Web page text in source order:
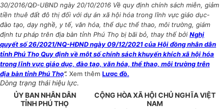
30/2016/QĐ-UBND ngày 20/10/2016 Về quy định chính sách miễn, giảm
tiền thuê đất đô thị đối với dự án xã hội hóa trong lĩnh vực giáo dục-
đào tạo, dạy nghề, y tế, văn hóa, thể dục thể thao, môi trường, giám
định tư pháp trên địa bàn tỉnh Phú Thọ bị bãi bỏ, thay thế bởi Nghị
quyết số 26/2021/NQ-HĐND ngày 09/12/2021 của Hội đồng nhân dân
tỉnh Phú Thọ Quy định về một số chính sách khuyến khích xã hội hóa
trong lĩnh vực giáo dục, đào tạo, văn hóa, thể thao, môi trường trên
địa bàn tỉnh Phú Thọ”. Xem thêm Lược đồ.
Dòng trạng thái hiệu lực.
ỦY BAN NHÂNDÂN
TỈNHPHÚ THỌ
CỘNG HÒA XÃ HỘI CHỦ NGHĨA VIỆT
NAM